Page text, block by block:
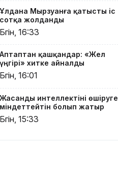
үшін
қамауға
алынды
Мектеп
оқушылары
енді БЖБ
тапсыра
ма:
Министрлік
көп
Ұлдана Мырзуанға қатысты іс
сотқа жолданды
Бүгін, 16:33
Аптаптан қашқандар: «Жел
үңгірі» хитке айналды
Бүгін, 16:01
Жасанды интеллектіні өшіруге
міндеттейтін болып жатыр
Бүгін, 15:33